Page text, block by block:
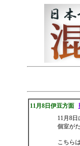
11月8日伊豆方面
11月8
個室が
こちら